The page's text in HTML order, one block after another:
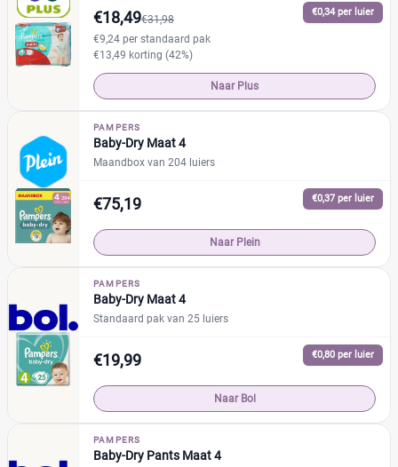
€0,34 per luier
€18,49€31,98
€9,24 per standaard pak
€13,49 korting (42%)
Naar Plus
PAMPERS
Baby-Dry Maat 4
Maandbox van 204 luiers
€0,37 per luier
€75,19
Naar Plein
PAMPERS
Baby-Dry Maat 4
Standaard pak van 25 luiers
€0,80 per luier
€19,99
Naar Bol
PAMPERS
Baby-Dry Pants Maat 4